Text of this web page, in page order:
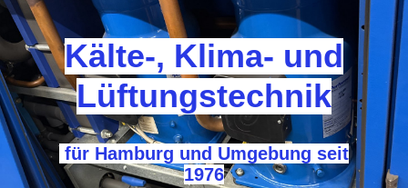
Kälte-, Klima- und
Lüftungstechnik
für Hamburg und Umgebung seit
1976